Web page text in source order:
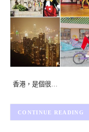
香港，是個很…
CONTINUE READING